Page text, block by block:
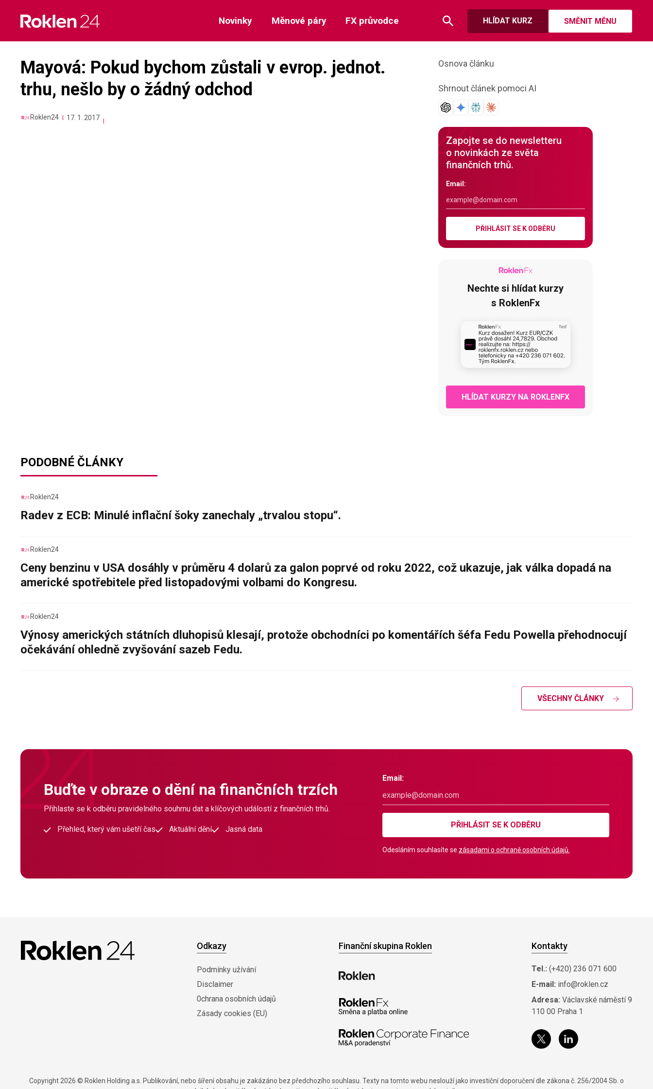
content
HLÍDAT KURZ SMĚNIT MĚNU
Novinky Měnové páry FX průvodce
Mayová: Pokud bychom zůstali v evrop. jednot.
trhu, nešlo by o žádný odchod
Roklen24 17. 1. 2017
Osnova článku
Shrnout článek pomoci AI
Zapojte se do newsletteru
o novinkách ze světa
finančních trhů.
Email:
PŘIHLÁSIT SE K ODBĚRU
Nechte si hlídat kurzy
s RoklenFx
HLÍDAT KURZY NA ROKLENFX
PODOBNÉ ČLÁNKY
Roklen24
Radev z ECB: Minulé inflační šoky zanechaly „trvalou stopu“.
Roklen24
Ceny benzinu v USA dosáhly v průměru 4 dolarů za galon poprvé od roku 2022, což ukazuje, jak válka dopadá na
americké spotřebitele před listopadovými volbami do Kongresu.
Roklen24
Výnosy amerických státních dluhopisů klesají, protože obchodníci po komentářích šéfa Fedu Powella přehodnocují
očekávání ohledně zvyšování sazeb Fedu.
VŠECHNY ČLÁNKY
Buďte v obraze o dění na finančních trzích
Přihlaste se k odběru pravidelného souhrnu dat a klíčových událostí z finančních trhů.
Přehled, který vám ušetří čas Aktuální dění Jasná data
Email:
PŘIHLÁSIT SE K ODBĚRU
Odesláním souhlasíte se zásadami o ochraně osobních údajů.
Odkazy
Podmínky užívání
Disclaimer
0chrana osobních údajů
Zásady cookies (EU)
Finanční skupina Roklen Kontakty
Tel.: (+420) 236 071 600
E-mail: info@roklen.cz
Adresa: Václavské náměstí 9
110 00 Praha 1
Copyright 2026 © Roklen Holding a.s. Publikování, nebo šíření obsahu je zakázáno bez předchozího souhlasu. Texty na tomto webu neslouží jako investiční doporučení dle zákona č. 256/2004 Sb. o